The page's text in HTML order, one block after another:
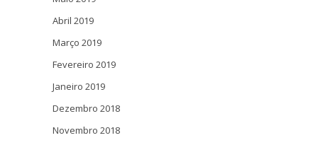
Abril 2019
Março 2019
Fevereiro 2019
Janeiro 2019
Dezembro 2018
Novembro 2018